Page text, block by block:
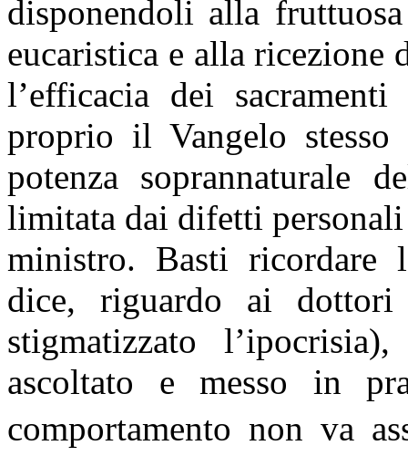
disponendoli alla
eucaristica e alla ricezione
l’efficacia dei
proprio il Vangelo
potenza soprannaturale
limitata dai difetti
ministro. Basti ricordare
dice, riguardo ai
stigmatizzato
ascoltato e messo in
comportamento non va